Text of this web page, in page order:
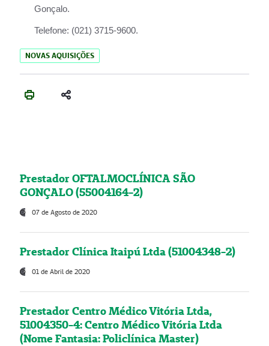
Gonçalo.
Telefone: (021) 3715-9600.
NOVAS AQUISIÇÕES
Prestador OFTALMOCLÍNICA SÃO
GONÇALO (55004164-2)
07 de Agosto de 2020
Prestador Clínica Itaipú Ltda (51004348-2)
01 de Abril de 2020
Prestador Centro Médico Vitória Ltda,
51004350-4: Centro Médico Vitória Ltda
(Nome Fantasia: Policlínica Master)